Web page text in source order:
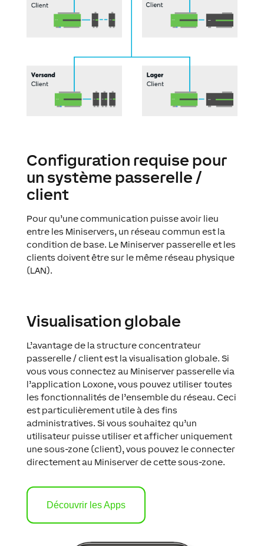
Configuration requise pour
un système passerelle /
client
Pour qu’une communication puisse avoir lieu
entre les Miniservers, un réseau commun est la
condition de base. Le Miniserver passerelle et les
clients doivent être sur le même réseau physique
(LAN).
Visualisation globale
L’avantage de la structure concentrateur
passerelle / client est la visualisation globale. Si
vous vous connectez au Miniserver passerelle via
l’application Loxone, vous pouvez utiliser toutes
les fonctionnalités de l’ensemble du réseau. Ceci
est particulièrement utile à des fins
administratives. Si vous souhaitez qu’un
utilisateur puisse utiliser et afficher uniquement
une sous-zone (client), vous pouvez le connecter
directement au Miniserver de cette sous-zone.
Découvrir les Apps